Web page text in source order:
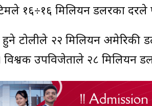
१६÷१६ मिलियन डलरका
हुने टोलीले २२ मिलियन अमेरिकी
उपविजेताले २८ मिलियन